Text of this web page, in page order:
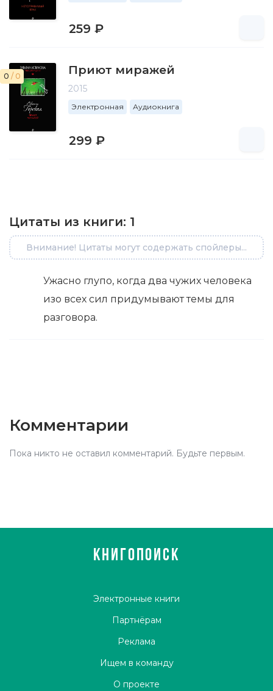
259 ₽
0 / 0 Приют миражей
2015
Электронная Аудиокнига
299 ₽
Цитаты из книги: 1
Внимание! Цитаты могут содержать спойлеры...
Ужасно глупо, когда два чужих человека
изо всех сил придумывают темы для
разговора.
Комментарии
Пока никто не оставил комментарий. Будьте первым.
КНИГОПОИСК
Электронные книги
Партнёрам
Реклама
Ищем в команду
О проекте